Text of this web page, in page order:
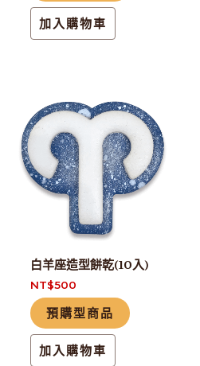
加入購物車
白羊座造型餅乾(10入)
NT$500
預購型商品
加入購物車